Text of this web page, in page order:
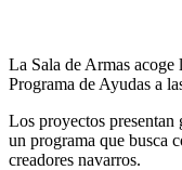
La Sala de Armas acoge
Programa de Ayudas a
Los proyectos presentan
un programa que busca
creadores navarros.